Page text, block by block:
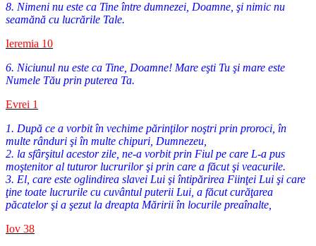
8. Nimeni nu este ca Tine între dumnezei, Doamne, şi nimic nu
seamănă cu lucrările Tale.
Ieremia 10
6. Niciunul nu este ca Tine, Doamne! Mare eşti Tu şi mare este
Numele Tău prin puterea Ta.
Evrei 1
1. După ce a vorbit în vechime părinţilor noştri prin proroci, în
multe rânduri şi în multe chipuri, Dumnezeu,
2. la sfârşitul acestor zile, ne-a vorbit prin Fiul pe care L-a pus
moştenitor al tuturor lucrurilor şi prin care a făcut şi veacurile.
3. El, care este oglindirea slavei Lui şi întipărirea Fiinţei Lui şi care
ţine toate lucrurile cu cuvântul puterii Lui, a făcut curăţarea
păcatelor şi a şezut la dreapta Măririi în locurile preaînalte,
Iov 38